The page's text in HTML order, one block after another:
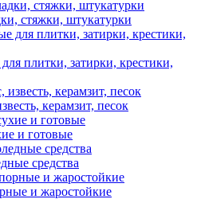
стяжки, штукатурки
плитки, затирки, крестики,
керамзит, песок
и готовые
средства
и жаростойкие